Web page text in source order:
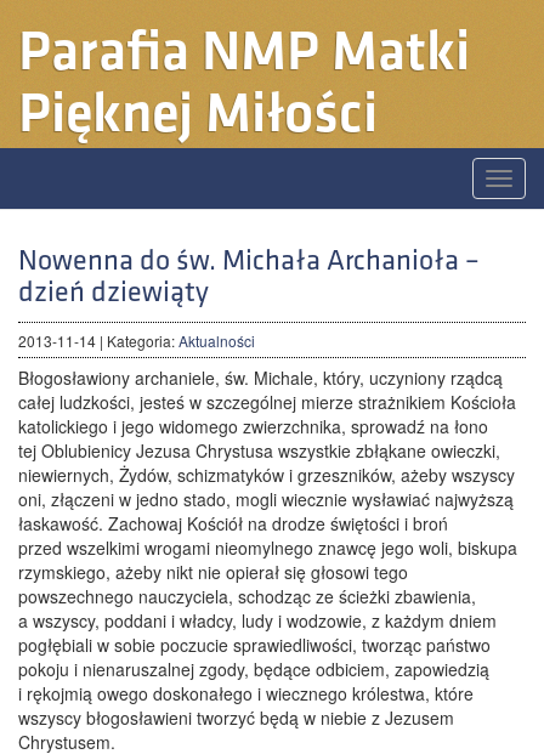
Parafia NMP Matki
Pięknej Miłości
Toggle
Nowenna do św. Michała Archanioła –
dzień dziewiąty
2013-11-14 | Kategoria:Aktualności
Błogosławiony archaniele, św. Michale, który, uczyniony rządcą
całej ludzkości, jesteś w szczególnej mierze strażnikiem Kościoła
katolickiego i jego widomego zwierzchnika, sprowadź na łono
tej Oblubienicy Jezusa Chrystusa wszystkie zbłąkane owieczki,
niewiernych, Żydów, schizmatyków i grzeszników, ażeby wszyscy
oni, złączeni w jedno stado, mogli wiecznie wysławiać najwyższą
łaskawość. Zachowaj Kościół na drodze świętości i broń
przed wszelkimi wrogami nieomylnego znawcę jego woli, biskupa
rzymskiego, ażeby nikt nie opierał się głosowi tego
powszechnego nauczyciela, schodząc ze ścieżki zbawienia,
a wszyscy, poddani i władcy, ludy i wodzowie, z każdym dniem
pogłębiali w sobie poczucie sprawiedliwości, tworząc państwo
pokoju i nienaruszalnej zgody, będące odbiciem, zapowiedzią
i rękojmią owego doskonałego i wiecznego królestwa, które
wszyscy błogosławieni tworzyć będą w niebie z Jezusem
Chrystusem.